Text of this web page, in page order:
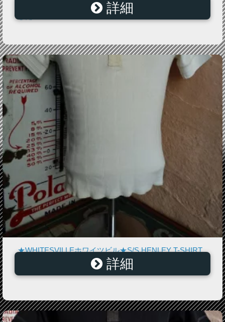
厚なコットン素材。荷物をたくさん入れてもふっくらと
詳細
★WHITESVILLEホワイツビル★S/S HENLEY T-SHIRT
WV-74988フラットシーマ縫製ハリヌキヘンリーTシャツ
詳細